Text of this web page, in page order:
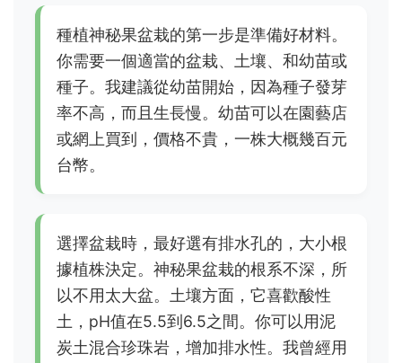
種植神秘果盆栽的第一步是準備好材料。
你需要一個適當的盆栽、土壤、和幼苗或
種子。我建議從幼苗開始，因為種子發芽
率不高，而且生長慢。幼苗可以在園藝店
或網上買到，價格不貴，一株大概幾百元
台幣。
選擇盆栽時，最好選有排水孔的，大小根
據植株決定。神秘果盆栽的根系不深，所
以不用太大盆。土壤方面，它喜歡酸性
土，pH值在5.5到6.5之間。你可以用泥
炭土混合珍珠岩，增加排水性。我曾經用